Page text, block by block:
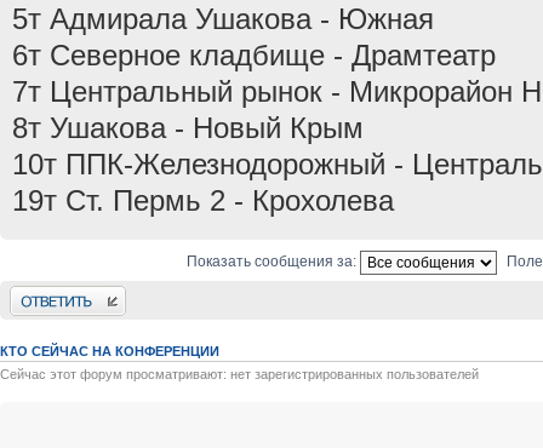
5т Адмирала Ушакова - Южная
6т Северное кладбище - Драмтеатр
7т Центральный рынок - Микрорайон
8т Ушакова - Новый Крым
10т ППК-Железнодорожный -
19т Ст. Пермь 2 - Крохолева
Показать сообщения за:
Ответить
КТО СЕЙЧАС НА КОНФЕРЕНЦИИ
Сейчас этот форум просматривают: нет зарегистрированных пользователей